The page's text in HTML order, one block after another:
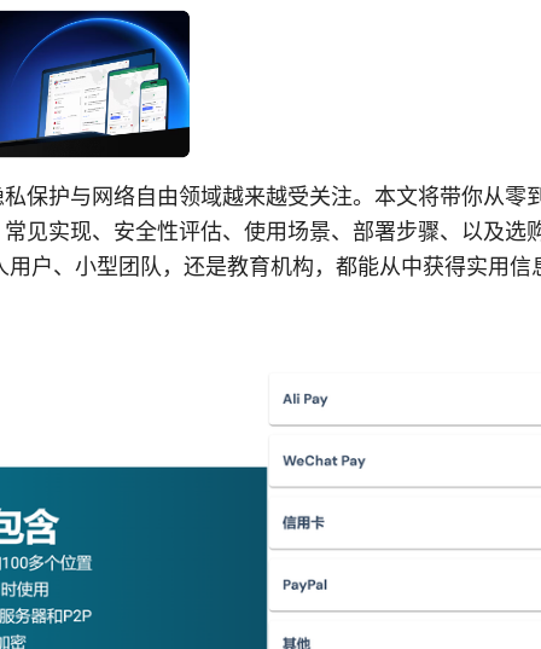
保护与网络自由领域越来越受关注。本文将带你从零
见实现、安全性评估、使用场景、部署步骤、以及选
用户、小型团队，还是教育机构，都能从中获得实用信